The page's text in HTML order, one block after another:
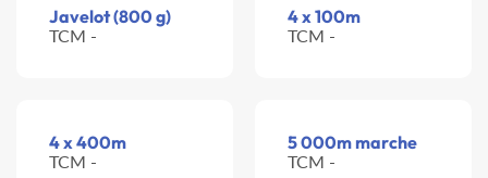
Javelot (800 g)
TCM -
4 x 100m
TCM -
4 x 400m
TCM -
5 000m marche
TCM -